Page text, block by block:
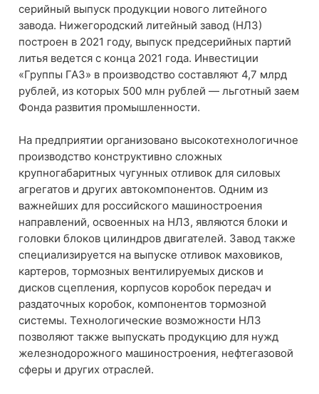
серийный выпуск продукции нового литейного
завода. Нижегородский литейный завод (НЛЗ)
построен в 2021 году, выпуск предсерийных партий
литья ведется с конца 2021 года. Инвестиции
«Группы ГАЗ» в производство составляют 4,7 млрд
рублей, из которых 500 млн рублей — льготный заем
Фонда развития промышленности.
На предприятии организовано высокотехнологичное
производство конструктивно сложных
крупногабаритных чугунных отливок для силовых
агрегатов и других автокомпонентов. Одним из
важнейших для российского машиностроения
направлений, освоенных на НЛЗ, являются блоки и
головки блоков цилиндров двигателей. Завод также
специализируется на выпуске отливок маховиков,
картеров, тормозных вентилируемых дисков и
дисков сцепления, корпусов коробок передач и
раздаточных коробок, компонентов тормозной
системы. Технологические возможности НЛЗ
позволяют также выпускать продукцию для нужд
железнодорожного машиностроения, нефтегазовой
сферы и других отраслей.